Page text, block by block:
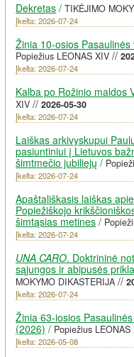
Dekretas / TIKĖJIMO
Įkelta: 2026-07-24
Žinia 10-osios
Popiežius LEONAS XIV //
Įkelta: 2026-07-24
Kalba po Rožinio maldos
XIV // 2026-05-30
Įkelta: 2026-07-24
Laiškas arkivyskupui
pasiuntiniui į Lietuvos
šimtmečio jubiliejų /
Įkelta: 2026-07-24
Apaštališkasis laiškas
Popiežiškojo
šimtąsias metines /
Įkelta: 2026-07-24
UNA CARO. Doktrininė
sąjungos ir abipusės
MOKYMO DIKASTERIJA //
Įkelta: 2026-07-24
Žinia 63-iosios
(2026) / Popiežius LEONAS
Įkelta: 2026-05-08